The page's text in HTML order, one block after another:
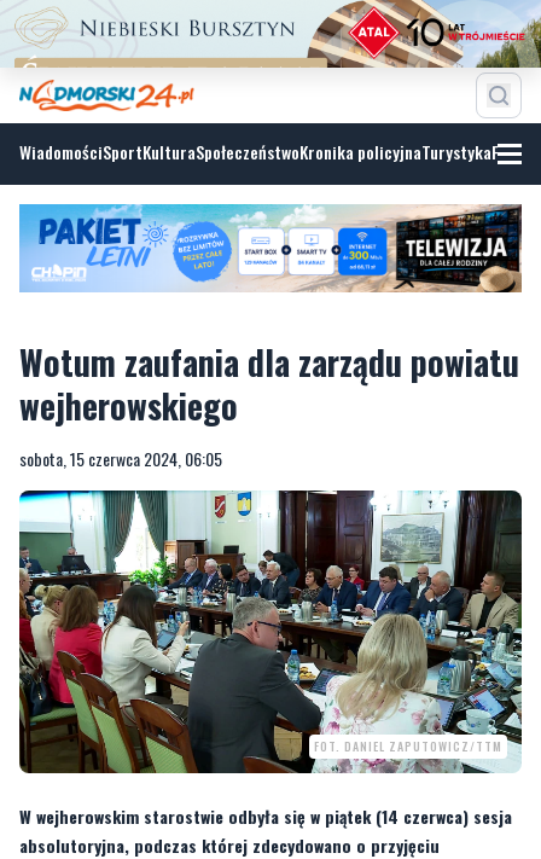
WiadomościSportKulturaSpołeczeństwoKronika policyjnaTurystyka
Wotum zaufania dla zarządu powiatu
wejherowskiego
sobota, 15 czerwca 2024, 06:05
FOT. DANIEL ZAPUTOWICZ/TTM
W wejherowskim starostwie odbyła się w piątek (14 czerwca) sesja
absolutoryjna, podczas której zdecydowano o przyjęciu